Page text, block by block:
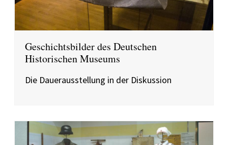
Geschichtsbilder des Deutschen
Historischen Museums
Die Dauerausstellung in der Diskussion